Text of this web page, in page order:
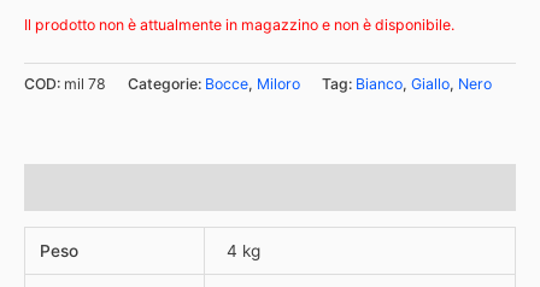
Il prodotto non è attualmente in magazzino e non è disponibile.
COD: mil 78 Categorie: Bocce, Miloro Tag: Bianco, Giallo, Nero
Peso 4 kg